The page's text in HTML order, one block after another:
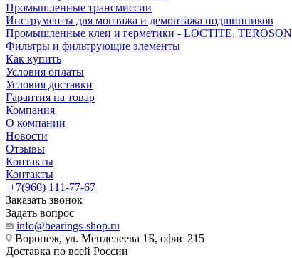
Промышленные трансмиссии
Инструменты для монтажа и демонтажа подшипников
Промышленные клеи и герметики - LOCTITE, TEROSON
Фильтры и фильтрующие элементы
Как купить
Условия оплаты
Условия доставки
Гарантия на товар
Компания
О компании
Новости
Отзывы
Контакты
Контакты
+7(960) 111-77-67
Заказать звонок
Задать вопрос
info@bearings-shop.ru
Воронеж, ул. Менделеева 1Б, офис 215
Доставка по всей России